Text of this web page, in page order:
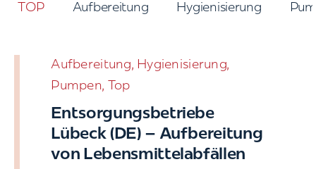
TOP Aufbereitung Hygienisierung
Aufbereitung, Hygienisierung,
Pumpen, Top
Entsorgungsbetriebe
Lübeck (DE) – Aufbereitung
von Lebensmittelabfällen